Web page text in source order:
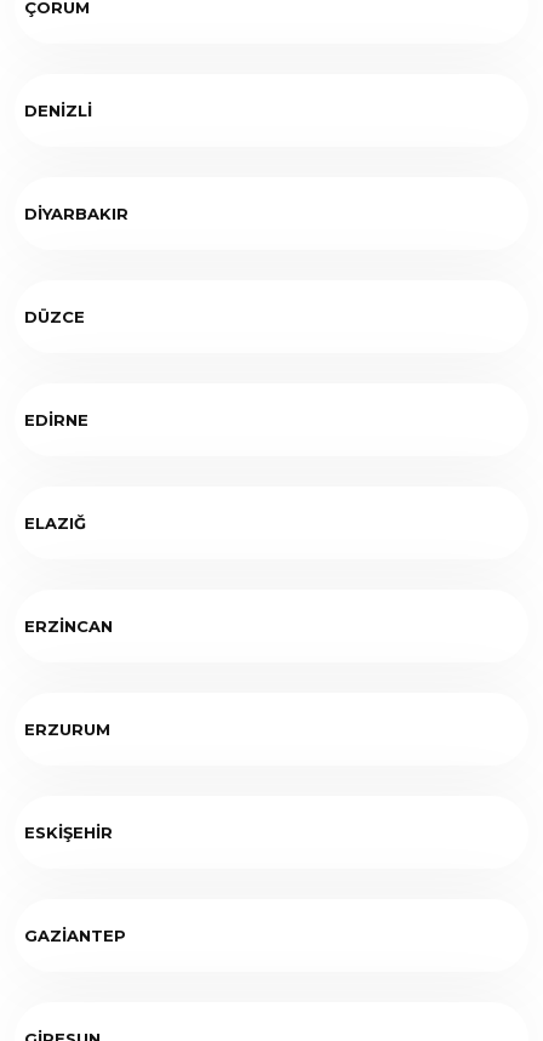
ÇORUM
DENİZLİ
DİYARBAKIR
DÜZCE
EDİRNE
ELAZIĞ
ERZİNCAN
ERZURUM
ESKİŞEHİR
GAZİANTEP